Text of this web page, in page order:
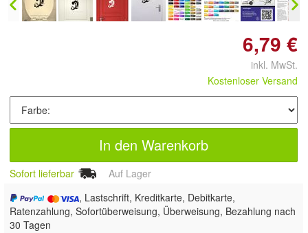
6,79 €
inkl. MwSt.
Kostenloser Versand
In den Warenkorb
Sofort lieferbar
Auf Lager
, Lastschrift, Kreditkarte, Debitkarte,
Ratenzahlung, Sofortüberweisung, Überweisung, Bezahlung nach
30 Tagen